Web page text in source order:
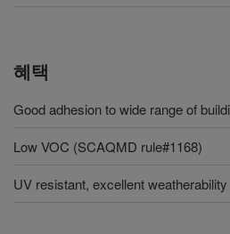
혜택
Good adhesion to wide range of
Low VOC (SCAQMD rule#1168)
UV resistant, excellent weatherability